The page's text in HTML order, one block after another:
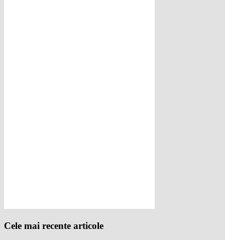
Cele mai recente articole